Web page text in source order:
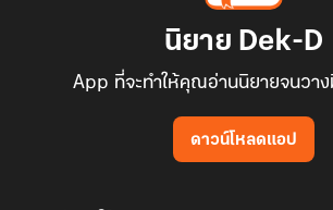
นิยาย Dek-D
App ที่จะทำให้คุณอ่านนิยายจนวาง
ดาวน์โหลดแอป